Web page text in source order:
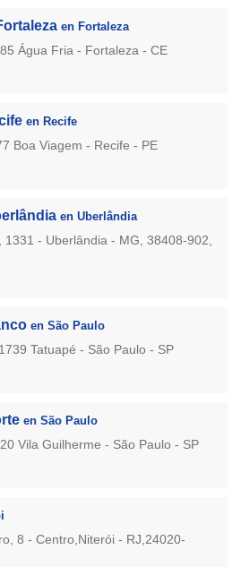
en Fortaleza
Água Fria - Fortaleza - CE
en Recife
Boa Viagem - Recife - PE
en Uberlândia
- Uberlândia - MG, 38408-902,
en São Paulo
Tatuapé - São Paulo - SP
en São Paulo
Vila Guilherme - São Paulo - SP
8 - Centro,Niterói - RJ,24020-